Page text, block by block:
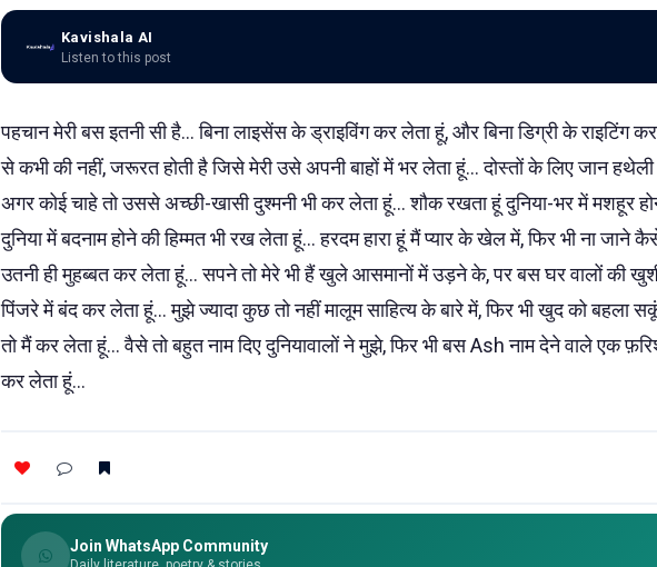
Kavishala AI
Listen to this post
पहचान मेरी बस इतनी सी है... बिना लाइसेंस के ड्राइविंग कर लेता हूं, और बिना डिग्री के राइटिंग
से कभी की नहीं, जरूरत होती है जिसे मेरी उसे अपनी बाहों में भर लेता हूं... दोस्तों के लिए जान हथेली
अगर कोई चाहे तो उससे अच्छी-खासी दुश्मनी भी कर लेता हूं... शौक रखता हूं दुनिया-भर में मशहूर होने
दुनिया में बदनाम होने की हिम्मत भी रख लेता हूं... हरदम हारा हूं मैं प्यार के खेल में, फिर भी ना
उतनी ही मुहब्बत कर लेता हूं... सपने तो मेरे भी हैं खुले आसमानों में उड़ने के, पर बस घर वालों की
पिंजरे में बंद कर लेता हूं... मुझे ज्यादा कुछ तो नहीं मालूम साहित्य के बारे में, फिर भी खुद को बहला
तो मैं कर लेता हूं... वैसे तो बहुत नाम दिए दुनियावालों ने मुझे, फिर भी बस Ash नाम देने वाले एक
कर लेता हूं...
Join WhatsApp Community